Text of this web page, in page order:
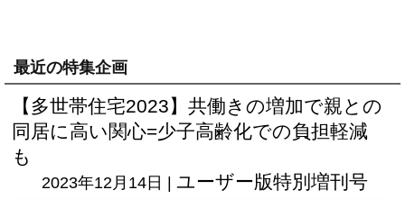
最近の特集企画
【多世帯住宅2023】共働きの増加で親との
同居に高い関心=少子高齢化での負担軽減
も
2023年12月14日 | ユーザー版特別増刊号